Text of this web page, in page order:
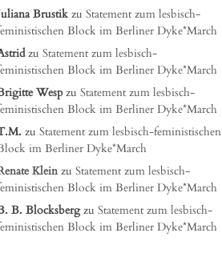
Brustik zu Statement zum lesbisch-
Block im Berliner Dyke*March
zu Statement zum lesbisch-
Block im Berliner Dyke*March
Wespzu Statement zum lesbisch-
Block im Berliner Dyke*March
zu Statement zum lesbisch-feministischen
im Berliner Dyke*March
Kleinzu Statement zum lesbisch-
Block im Berliner Dyke*March
B. Blocksbergzu Statement zum lesbisch-
Block im Berliner Dyke*March